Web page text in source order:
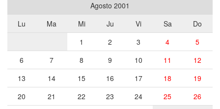
Agosto 2001
Lu
Ma Mi Ju Vi Sa
Do
1
2 3 4
5
6
7 8 9 10 11
12
13
14 15 16 17 18
19
20
21 22 23 24 25
26